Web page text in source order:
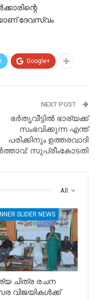
ദേവസ്വം
Google+
NEXT POST
ഭർതൃവീട്ടിൽ ഭാര്യക്ക്
സംഭവിക്കുന്ന എന്ത്
പരിക്കിനും ഉത്തരവാദി
സുപ്രീംകോടതി
All
SLIDER NEWS
ചിത്ര രചന
വിജയികൾക്ക്